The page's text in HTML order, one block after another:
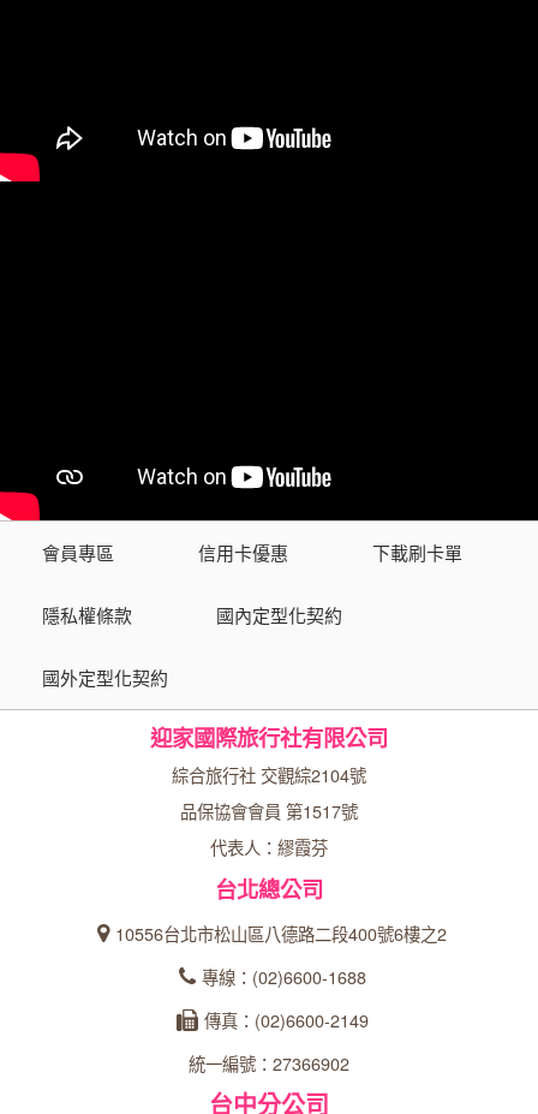
會員專區 信用卡優惠 下載刷卡單
隱私權條款 國內定型化契約
國外定型化契約
迎家國際旅行社有限公司
綜合旅行社 交觀綜2104號
品保協會會員 第1517號
代表人：繆霞芬
台北總公司
10556台北市松山區八德路二段400號6樓之2
專線：(02)6600-1688
傳真：(02)6600-2149
統一編號：27366902
台中分公司